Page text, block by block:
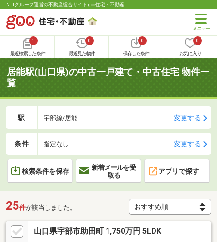
NTTグループ運営の不動産総合サイト goo住宅・不動産
1
最近検索した条件
0
最近見た物件
0
保存した条件
0
お気に入り
居能駅(山口県)の中古一戸建て・中古住宅 物件一
覧
駅 宇部線/居能 変更する
条件 指定なし 変更する
検索条件を保存
新着メールを受
取る
アプリで探す
25件が該当しました。
山口県宇部市助田町 1,750万円 5LDK